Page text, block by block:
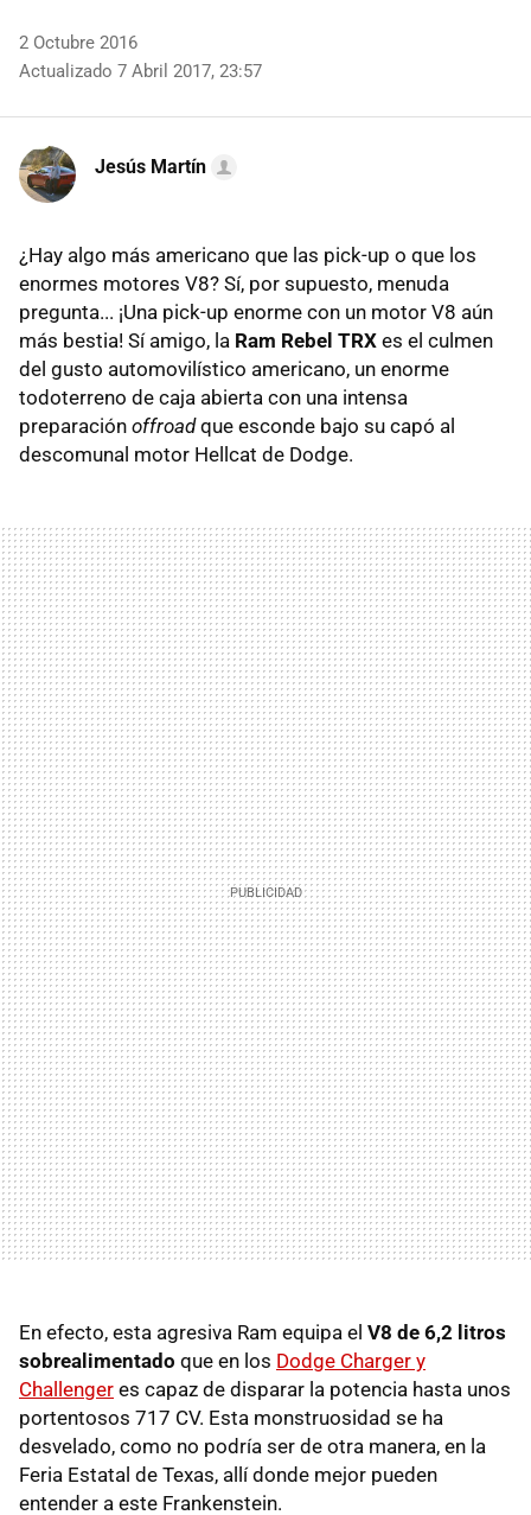
2 Octubre 2016
Actualizado 7 Abril 2017, 23:57
Jesús Martín
¿Hay algo más americano que las pick-up o que los
enormes motores V8? Sí, por supuesto, menuda
pregunta... ¡Una pick-up enorme con un motor V8 aún
más bestia! Sí amigo, la Ram Rebel TRX es el culmen
del gusto automovilístico americano, un enorme
todoterreno de caja abierta con una intensa
preparación offroadque esconde bajo su capó al
descomunal motor Hellcat de Dodge.
En efecto, esta agresiva Ram equipa el V8 de 6,2 litros
sobrealimentado que en los Dodge Charger y
Challenger es capaz de disparar la potencia hasta unos
portentosos 717 CV. Esta monstruosidad se ha
desvelado, como no podría ser de otra manera, en la
Feria Estatal de Texas, allí donde mejor pueden
entender a este Frankenstein.